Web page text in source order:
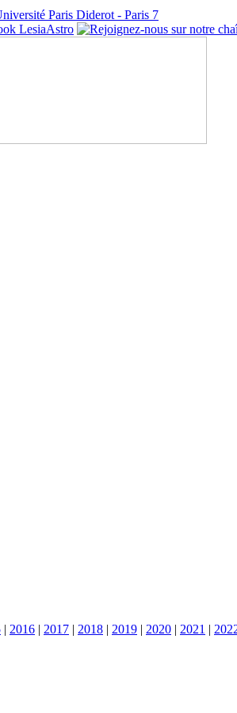
| 2016 | 2017 | 2018 | 2019 | 2020 | 2021 |